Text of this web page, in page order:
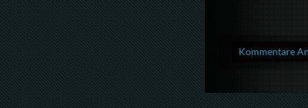
Kommentare